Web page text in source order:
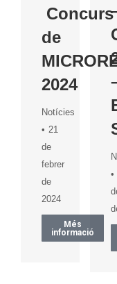
Concurs
de
2024
Notícies
21
de
febrer
de
2024
Més
informació